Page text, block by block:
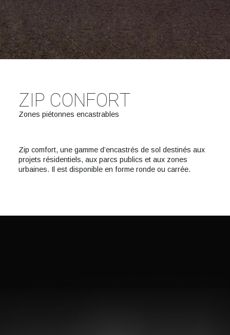
ZIP CONFORT
Zones piétonnes encastrables
Zip comfort, une gamme d’encastrés de sol destinés aux
projets résidentiels, aux parcs publics et aux zones
urbaines. Il est disponible en forme ronde ou carrée.